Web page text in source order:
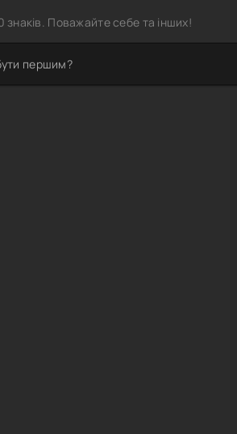
Поважайте себе та інших!
першим?